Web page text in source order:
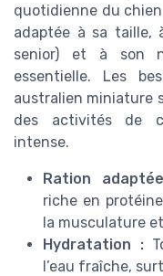
quotidienne du
adaptée à sa taille,
senior) et à son
essentielle. Les
australien miniature
des activités de
intense.
Ration
riche en
la musculature
Hydratation :
l’eau fraîche,